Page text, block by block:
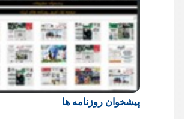
پیشخوان روزنامه ها